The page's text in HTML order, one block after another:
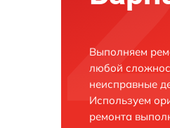
Выполняем
любой
неисправные
Используем
ремонта